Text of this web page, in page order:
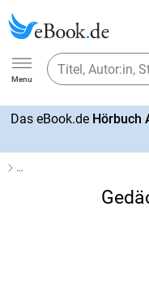
Ebook.de
Menu
Das eBook.de Hörbuch
…